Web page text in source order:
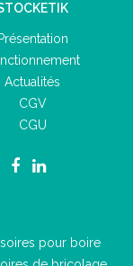
Présentation
Actualités
CGV
CGU
pour boire